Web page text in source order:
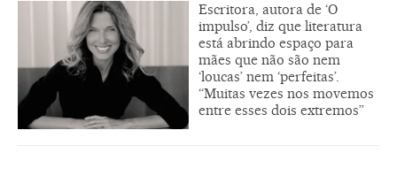
Escritora, autora de ‘O
impulso’, diz que literatura
está abrindo espaço para
mães que não são nem
‘loucas’ nem ‘perfeitas’.
“Muitas vezes nos movemos
entre esses dois extremos”